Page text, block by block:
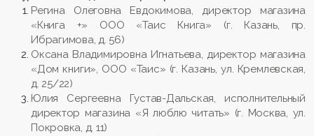
Регина Олеговна Евдокимова, директор магазина
«Книга +» ООО «Таис Книга» (г. Казань, пр.
Ибрагимова, д. 56)
Оксана Владимировна Игнатьева, директор магазина
«Дом книги», ООО «Таис» (г. Казань, ул. Кремлевская,
д. 25/22)
Юлия Сергеевна Густав-Дальская, исполнительный
директор магазина «Я люблю читать» (г. Москва, ул.
Покровка, д. 11)